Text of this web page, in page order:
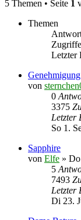
5 Themen • Seite 1
Themen
Zugriffe
Letzter
von
0
3375
Letzter
So 1.
Sapphire
von Elfe »
5
7493
Letzter
Di 23.